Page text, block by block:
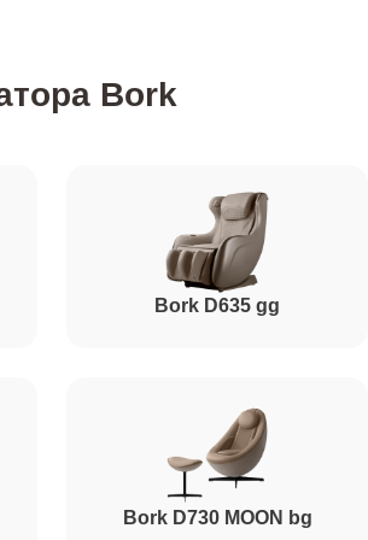
Bork
Bork D635 gg
Bork D730 MOON bg